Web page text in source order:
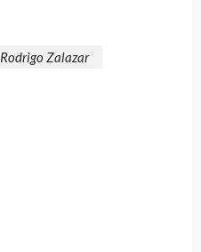
Rodrigo Zalazar